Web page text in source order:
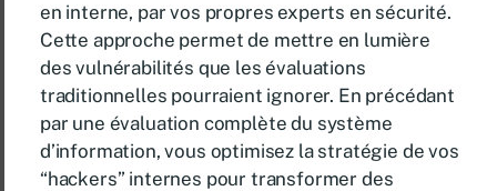
en interne, par vos propres experts en sécurité.
Cette approche permet de mettre en lumière
des vulnérabilités que les évaluations
traditionnelles pourraient ignorer. En précédant
par une évaluation complète du système
d’information, vous optimisez la stratégie de vos
“hackers” internes pour transformer des